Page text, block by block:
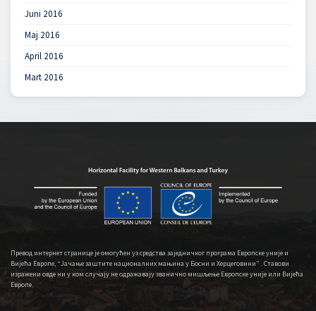
Juni 2016
Maj 2016
April 2016
Mart 2016
Превод интернет странице је омогућен уз средства заједничког програма Европске уније и
Вијећа Европе, “Јачање заштите националних мањина у Босни и Херцеговини” . Ставови
изражени овде ни у ком случају не одражавају званично мишљење Европске уније или Вијећа
Европе.